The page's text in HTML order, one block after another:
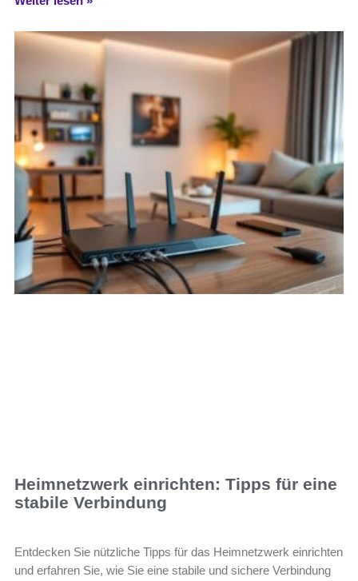
Heimnetzwerk einrichten: Tipps für eine
stabile Verbindung
Entdecken Sie nützliche Tipps für das Heimnetzwerk einrichten
und erfahren Sie, wie Sie eine stabile und sichere Verbindung